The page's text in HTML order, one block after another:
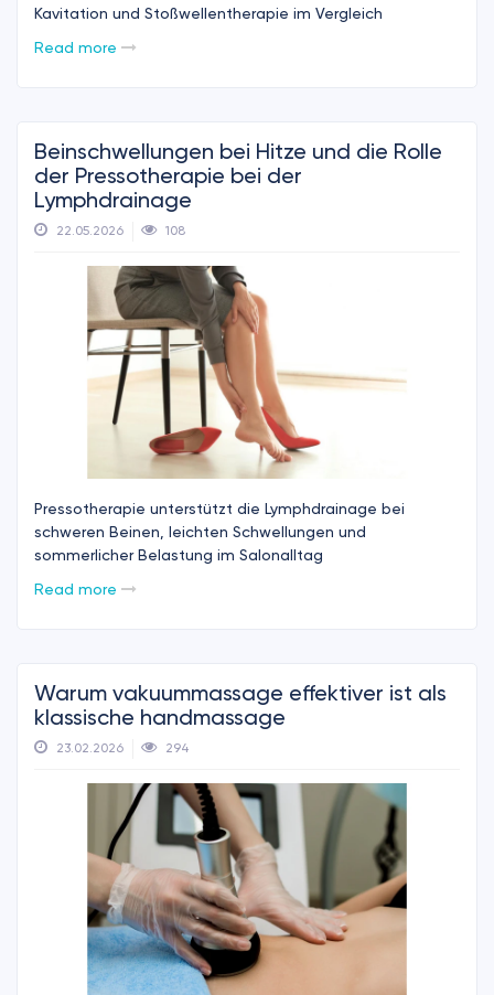
Kavitation und Stoßwellentherapie im Vergleich
Read more
Beinschwellungen bei Hitze und die Rolle
der Pressotherapie bei der
Lymphdrainage
22.05.2026 108
Pressotherapie unterstützt die Lymphdrainage bei
schweren Beinen, leichten Schwellungen und
sommerlicher Belastung im Salonalltag
Read more
Warum vakuummassage effektiver ist als
klassische handmassage
23.02.2026 294